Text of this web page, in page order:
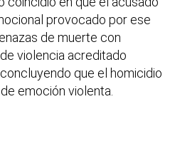
provocado por ese
de muerte con
violencia acreditado
que el homicidio
emoción violenta.